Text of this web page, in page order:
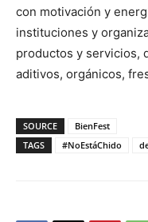
con motivación y
instituciones y
productos y servicios,
aditivos, orgánicos,
SOURCE
BienFest
TAGS
#NoEstáChido